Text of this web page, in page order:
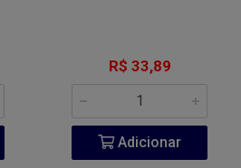
R$ 33,89
Adicionar